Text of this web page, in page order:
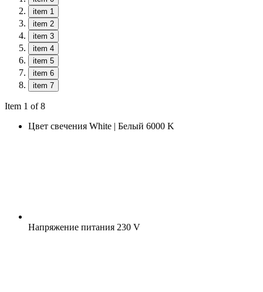
item 1
item 2
item 3
item 4
item 5
item 6
item 7
Item 1 of 8
Цвет свечения White | Белый 6000 K
Напряжение питания 230 V